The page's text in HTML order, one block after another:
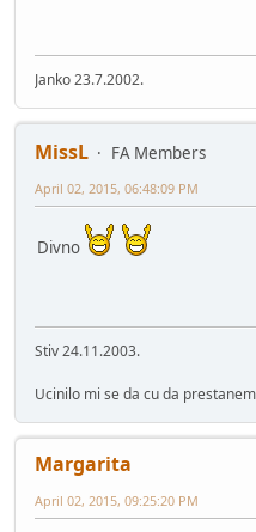
Janko 23.7.2002.
MissL
FA Members
April 02, 2015, 06:48:09 PM
Divno
Stiv 24.11.2003.
Ucinilo mi se da cu da
Margarita
April 02, 2015, 09:25:20 PM